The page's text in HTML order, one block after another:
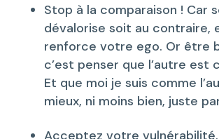
Stop à la comparaison ! Car
dévalorise soit au contraire,
renforce votre ego. Or être
c’est penser que l’autre est
Et que moi je suis comme
mieux, ni moins bien, juste
Acceptez votre vulnérabilité.